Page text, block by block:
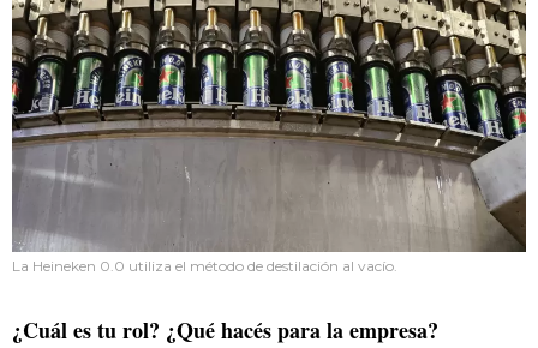
La Heineken 0.0 utiliza el método de destilación al vacío.
¿Cuál es tu rol? ¿Qué hacés para la empresa?